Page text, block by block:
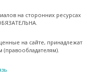
на сторонних ресурсах
на сайте, принадлежат
(правообладателям).